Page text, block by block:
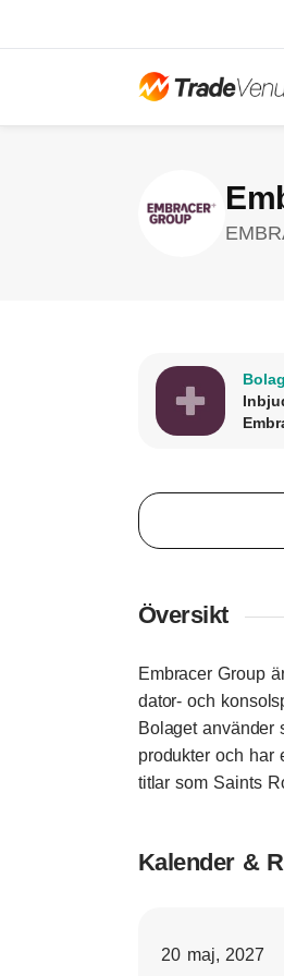
Översikt
Embracer Group
dator- och
Bolaget använder
produkter och har
titlar som Saints
Kalender &
20 maj, 2027